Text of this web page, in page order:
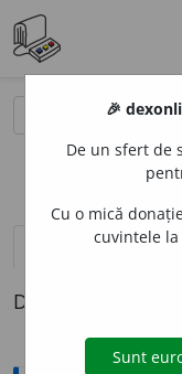
definiții (1)
Definiția cu ID-ul
🎉
De un sfert de
Cu o mică
cuvintele